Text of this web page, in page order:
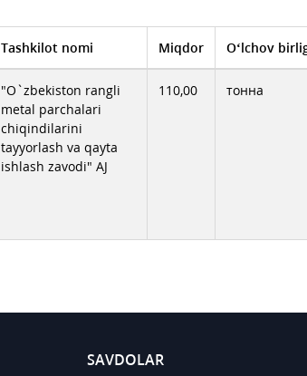
Tashkilot nomi Miqdor O‘lchov
"O`zbekiston rangli
metal parchalari
chiqindilarini
tayyorlash va qayta
ishlash zavodi" AJ
110,00 тонна
SAVDOLAR